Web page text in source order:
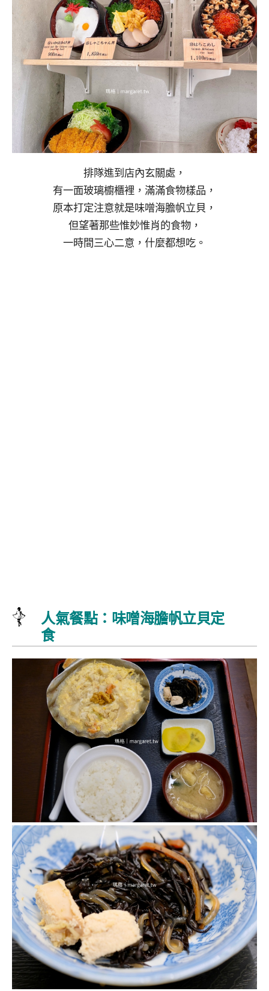
排隊進到店內玄關處，
有一面玻璃櫥櫃裡，滿滿食物樣品，
原本打定注意就是味噌海膽帆立貝，
但望著那些惟妙惟肖的食物，
一時間三心二意，什麼都想吃。
人氣餐點：味噌海膽帆立貝定
食